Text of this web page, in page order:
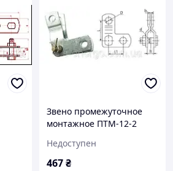
Звено промежуточное
монтажное ПТМ-12-2
Недоступен
467₴